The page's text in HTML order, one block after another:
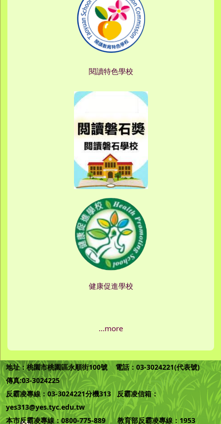
閱讀特色學校
健康促進學校
...more
地址：桃園市桃園區永順街100號 電話：03-3024221(代表號)
傳真:03-3024225
反霸凌專線：03-3024221分機313 反霸凌信箱：
yes313@yes.tyc.edu.tw
本市反霸凌專線：0800-775-889 教育部反霸凌專線：1953